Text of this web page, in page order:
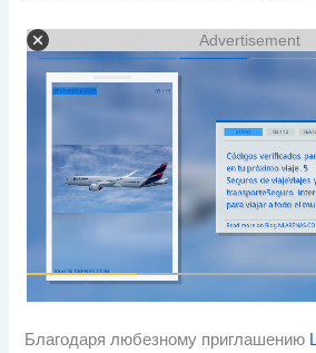
Advertisement
Благодаря любезному приглашению